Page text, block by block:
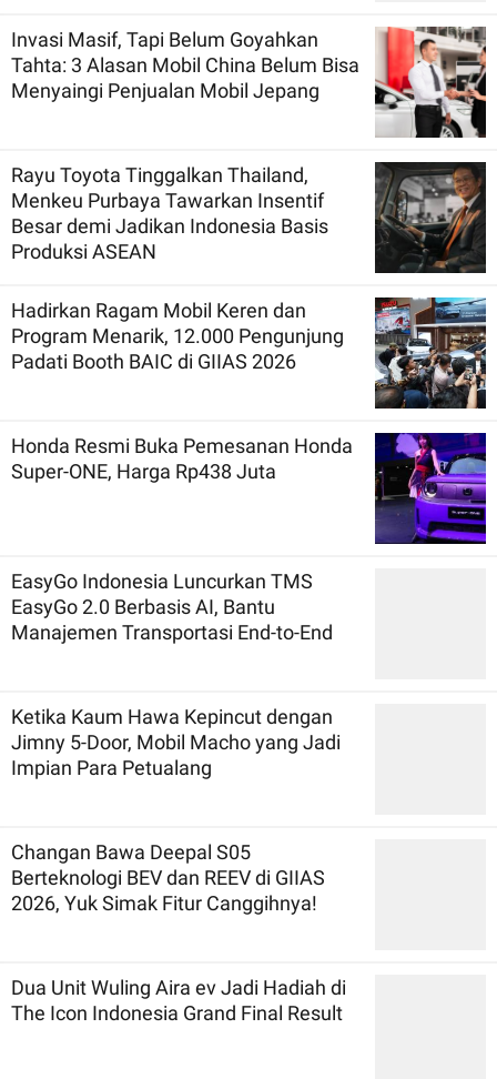
Invasi Masif, Tapi Belum Goyahkan
Tahta: 3 Alasan Mobil China Belum Bisa
Menyaingi Penjualan Mobil Jepang
Rayu Toyota Tinggalkan Thailand,
Menkeu Purbaya Tawarkan Insentif
Besar demi Jadikan Indonesia Basis
Produksi ASEAN
Hadirkan Ragam Mobil Keren dan
Program Menarik, 12.000 Pengunjung
Padati Booth BAIC di GIIAS 2026
Honda Resmi Buka Pemesanan Honda
Super-ONE, Harga Rp438 Juta
EasyGo Indonesia Luncurkan TMS
EasyGo 2.0 Berbasis AI, Bantu
Manajemen Transportasi End-to-End
Ketika Kaum Hawa Kepincut dengan
Jimny 5-Door, Mobil Macho yang Jadi
Impian Para Petualang
Changan Bawa Deepal S05
Berteknologi BEV dan REEV di GIIAS
2026, Yuk Simak Fitur Canggihnya!
Dua Unit Wuling Aira ev Jadi Hadiah di
The Icon Indonesia Grand Final Result